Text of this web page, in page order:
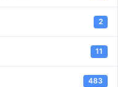
2
11
483